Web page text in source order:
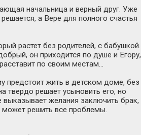
начальница и верный друг. Уже
а Вере для полного счастья
растет без родителей, с бабушкой.
он приходится по душе и Егору,
по своим местам…
предстоит жить в детском доме, без
твердо решает усыновить его, но
желания заключить брак,
решить все проблемы.